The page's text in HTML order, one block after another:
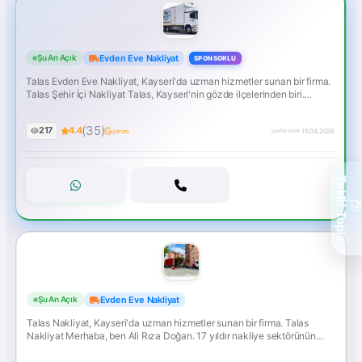
Evden
Eve
Nakliyat
Şu An Açık Evden Eve Nakliyat
ONAYLI
SPONSORLU
Talas Evden Eve Nakliyat, Kayseri'da uzman hizmetler sunan bir firma.
Talas Şehir İçi Nakliyat Talas, Kayseri'nin gözde ilçelerinden biri.
gün yükselen yeni siteleri ve artan nüfusuyla taşınma hareketliliğinin
yoğun olarak yaşandığı bir bölge.... İletişime geçin!
217 4.4(35) yorum üyelik tarihi: 15.04.2026
Talas
Nakliyat
Şu An Açık Evden Eve Nakliyat
Talas Nakliyat, Kayseri'da uzman hizmetler sunan bir firma. Talas
Nakliyat Merhaba, ben Ali Rıza Doğan. 17 yıldır nakliye sektörünün
Teklif Topla